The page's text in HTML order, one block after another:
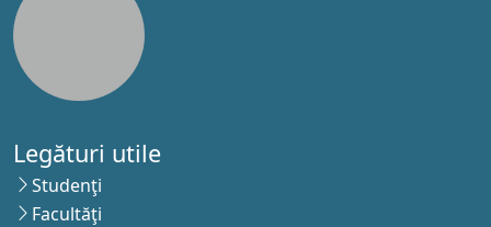
Legături utile
Studenţi
Facultăţi